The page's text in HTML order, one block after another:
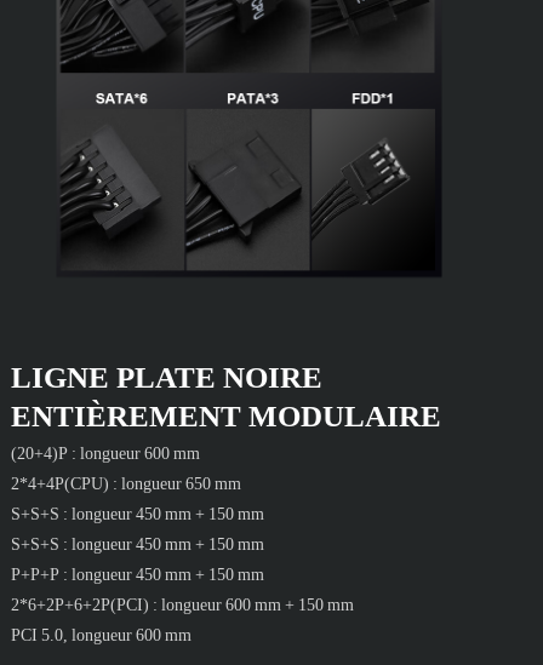
LIGNE PLATE NOIRE
ENTIÈREMENT MODULAIRE
(20+4)P : longueur 600 mm
2*4+4P(CPU) : longueur 650 mm
S+S+S : longueur 450 mm + 150 mm
S+S+S : longueur 450 mm + 150 mm
P+P+P : longueur 450 mm + 150 mm
2*6+2P+6+2P(PCI) : longueur 600 mm + 150 mm
PCI 5.0, longueur 600 mm